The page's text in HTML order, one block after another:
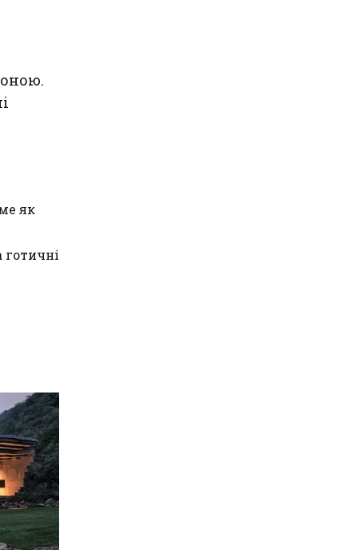
як